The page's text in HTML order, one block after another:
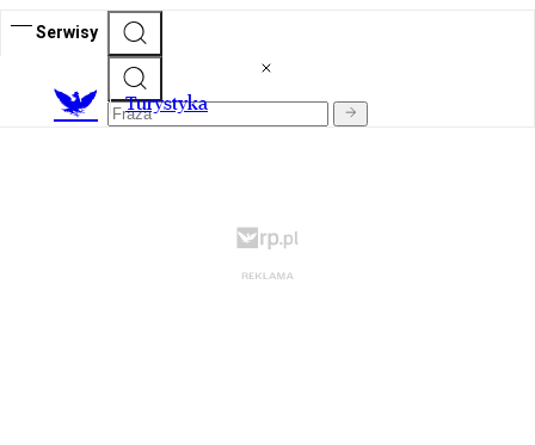
Serwisy
Turystyka